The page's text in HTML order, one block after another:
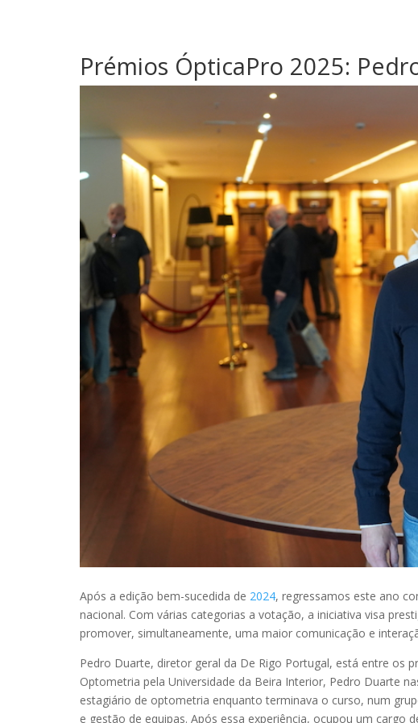
Prémios ÓpticaPro 2025:
Após a edição bem-sucedida de 2024, regressamos este ano
nacional. Com várias categorias a votação, a iniciativa visa
promover, simultaneamente, uma maior comunicação e
Pedro Duarte, diretor geral da De Rigo Portugal, está entre os
Optometria pela Universidade da Beira Interior, Pedro Duarte
estagiário de optometria enquanto terminava o curso, num
e gestão de equipas. Após essa experiência, ocupou um cargo